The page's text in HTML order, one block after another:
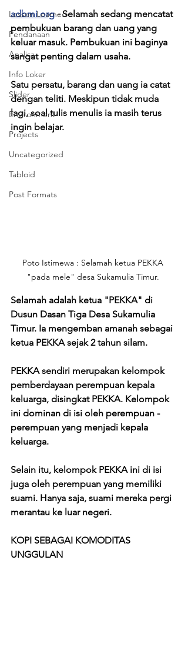
Lesson Learned
Pendanaan
Analisa
Info Loker
Slider
Environment
Projects
Uncategorized
Tabloid
Post Formats
adbmi.org - Selamah sedang mencatat
pembukuan barang dan uang yang
keluar masuk. Pembukuan ini baginya
sangat penting dalam usaha.
Satu persatu, barang dan uang ia catat
dengan teliti. Meskipun tidak muda
lagi, soal tulis menulis ia masih terus
ingin belajar.
Poto Istimewa : Selamah ketua PEKKA
"pada mele" desa Sukamulia Timur.
Selamah adalah ketua "PEKKA" di
Dusun Dasan Tiga Desa Sukamulia
Timur. Ia mengemban amanah sebagai
ketua PEKKA sejak 2 tahun silam.
PEKKA sendiri merupakan kelompok
pemberdayaan perempuan kepala
keluarga, disingkat PEKKA. Kelompok
ini dominan di isi oleh perempuan -
perempuan yang menjadi kepala
keluarga.
Selain itu, kelompok PEKKA ini di isi
juga oleh perempuan yang memiliki
suami. Hanya saja, suami mereka pergi
merantau ke luar negeri.
KOPI SEBAGAI KOMODITAS
UNGGULAN